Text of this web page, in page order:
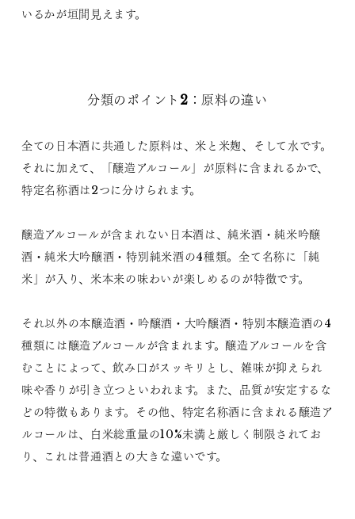
いるかが垣間見えます。
分類のポイント2：原料の違い
全ての日本酒に共通した原料は、米と米麹、そして水です。
それに加えて、「醸造アルコール」が原料に含まれるかで、
特定名称酒は2つに分けられます。
醸造アルコールが含まれない日本酒は、純米酒・純米吟醸
酒・純米大吟醸酒・特別純米酒の4種類。全て名称に「純
米」が入り、米本来の味わいが楽しめるのが特徴です。
それ以外の本醸造酒・吟醸酒・大吟醸酒・特別本醸造酒の4
種類には醸造アルコールが含まれます。醸造アルコールを含
むことによって、飲み口がスッキリとし、雑味が抑えられ
味や香りが引き立つといわれます。また、品質が安定するな
どの特徴もあります。その他、特定名称酒に含まれる醸造ア
ルコールは、白米総重量の10%未満と厳しく制限されてお
り、これは普通酒との大きな違いです。